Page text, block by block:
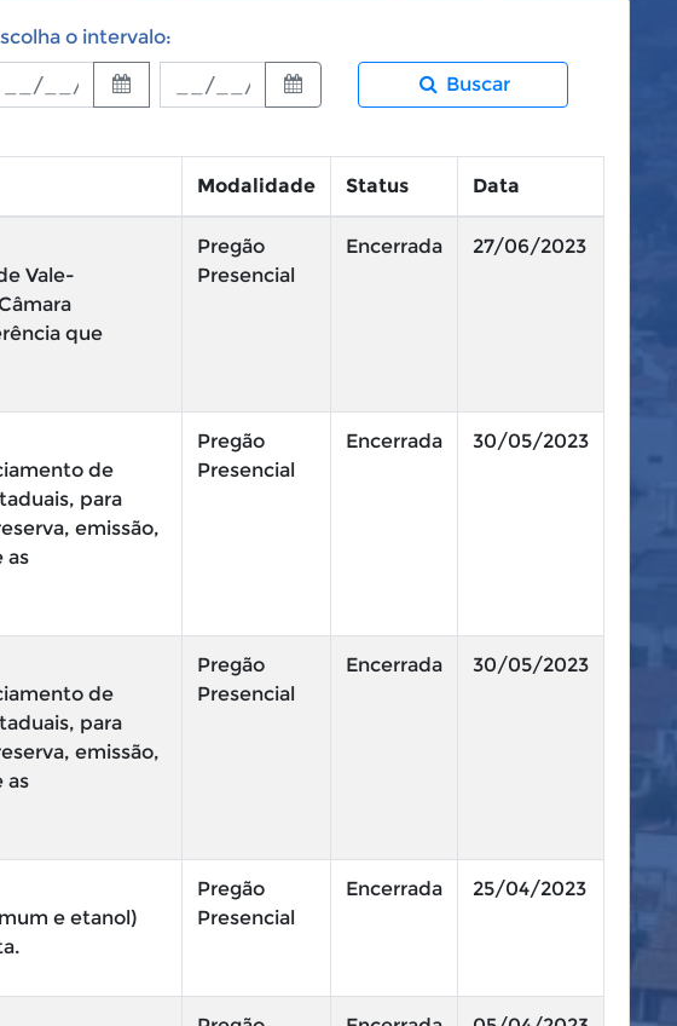
o intervalo:
Buscar
Modalidade Status Data
Vale-
que
Pregão
Presencial
Encerrada 27/06/2023
de
para
emissão,
as
Pregão
Presencial
Encerrada 30/05/2023
de
para
emissão,
as
Pregão
Presencial
Encerrada 30/05/2023
e etanol)
Pregão
Presencial
Encerrada 25/04/2023